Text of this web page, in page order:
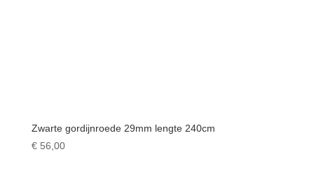
Zwarte gordijnroede 29mm lengte 240cm
€56,00